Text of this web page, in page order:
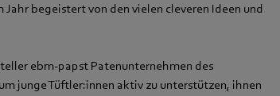
begeistert von den vielen cleveren Ideen und
ebm‑papst Patenunternehmen des
junge Tüftler:innen aktiv zu unterstützen, ihnen